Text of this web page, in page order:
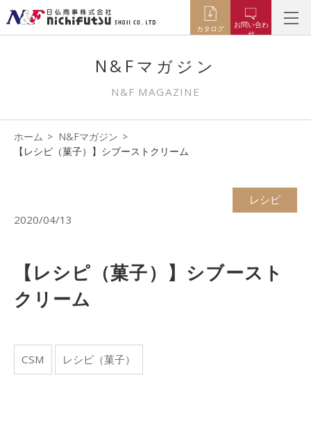
カタログ
お問い合わ
せ
N&Fマガジン
N&F MAGAZINE
ホーム
N&Fマガジン
【レシピ（菓子）】シブーストクリーム
レシピ
2020/04/13
【レシピ（菓子）】シブースト
クリーム
CSM レシピ（菓子）